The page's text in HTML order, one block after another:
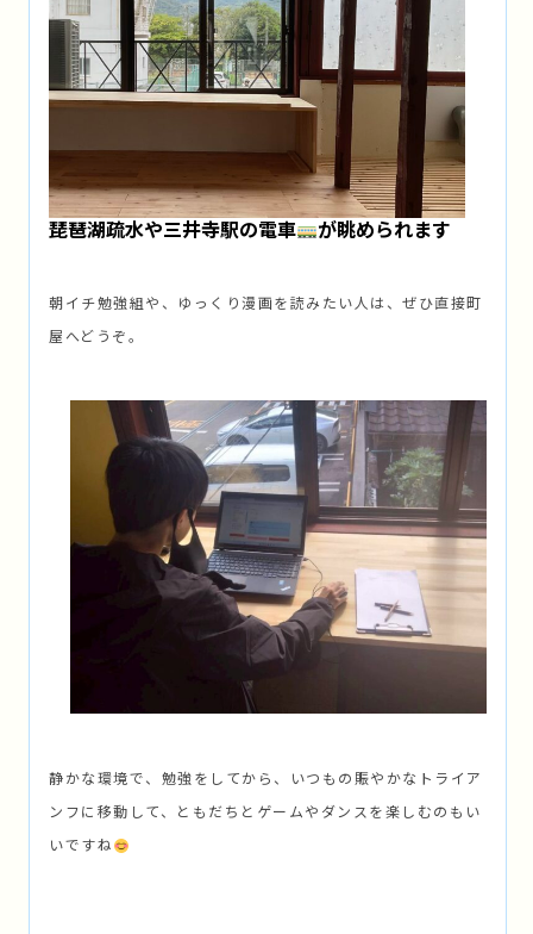
琵琶湖疏水や三井寺駅の電車 が眺められます
朝イチ勉強組や、ゆっくり漫画を読みたい人は、ぜひ直接町
屋へどうぞ。
静かな環境で、勉強をしてから、いつもの賑やかなトライア
ンフに移動して、ともだちとゲームやダンスを楽しむのもい
いですね